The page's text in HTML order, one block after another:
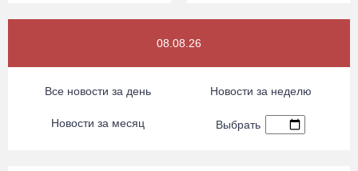
08.08.26
Все новости за день Новости за неделю
Новости за месяц Выбрать